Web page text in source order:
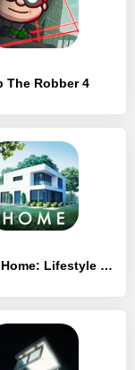
The Robber 4
Design Home: Lifestyle Game